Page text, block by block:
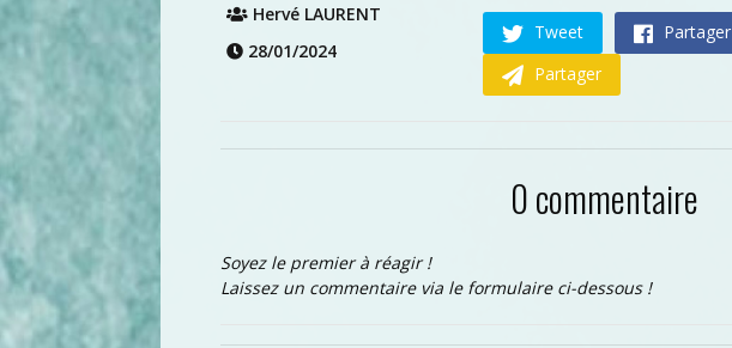
Hervé LAURENT
28/01/2024
Tweet Partager
Partager
0 commentaire
Soyez le premier à réagir !
Laissez un commentaire via le formulaire ci-dessous !